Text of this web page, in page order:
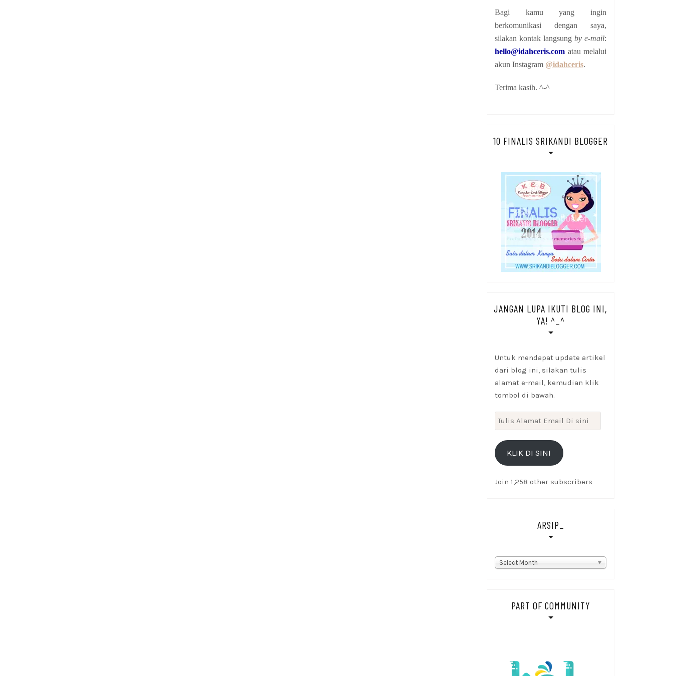
Bagi kamu yang ingin
berkomunikasi dengan saya,
silakan kontak langsung by e-mail:
hello@idahceris.com atau melalui
akun Instagram @idahceris.
Terima kasih. ^-^
10 FINALIS SRIKANDI BLOGGER
JANGAN LUPA IKUTI BLOG INI,
YA! ^_^
Untuk mendapat update artikel
dari blog ini, silakan tulis
alamat e-mail, kemudian klik
tombol di bawah.
Tulis
Alamat
Email
KLIK DI SINI
Join 1,258 other subscribers
ARSIP_
Arsip_
Select Month
PART OF COMMUNITY